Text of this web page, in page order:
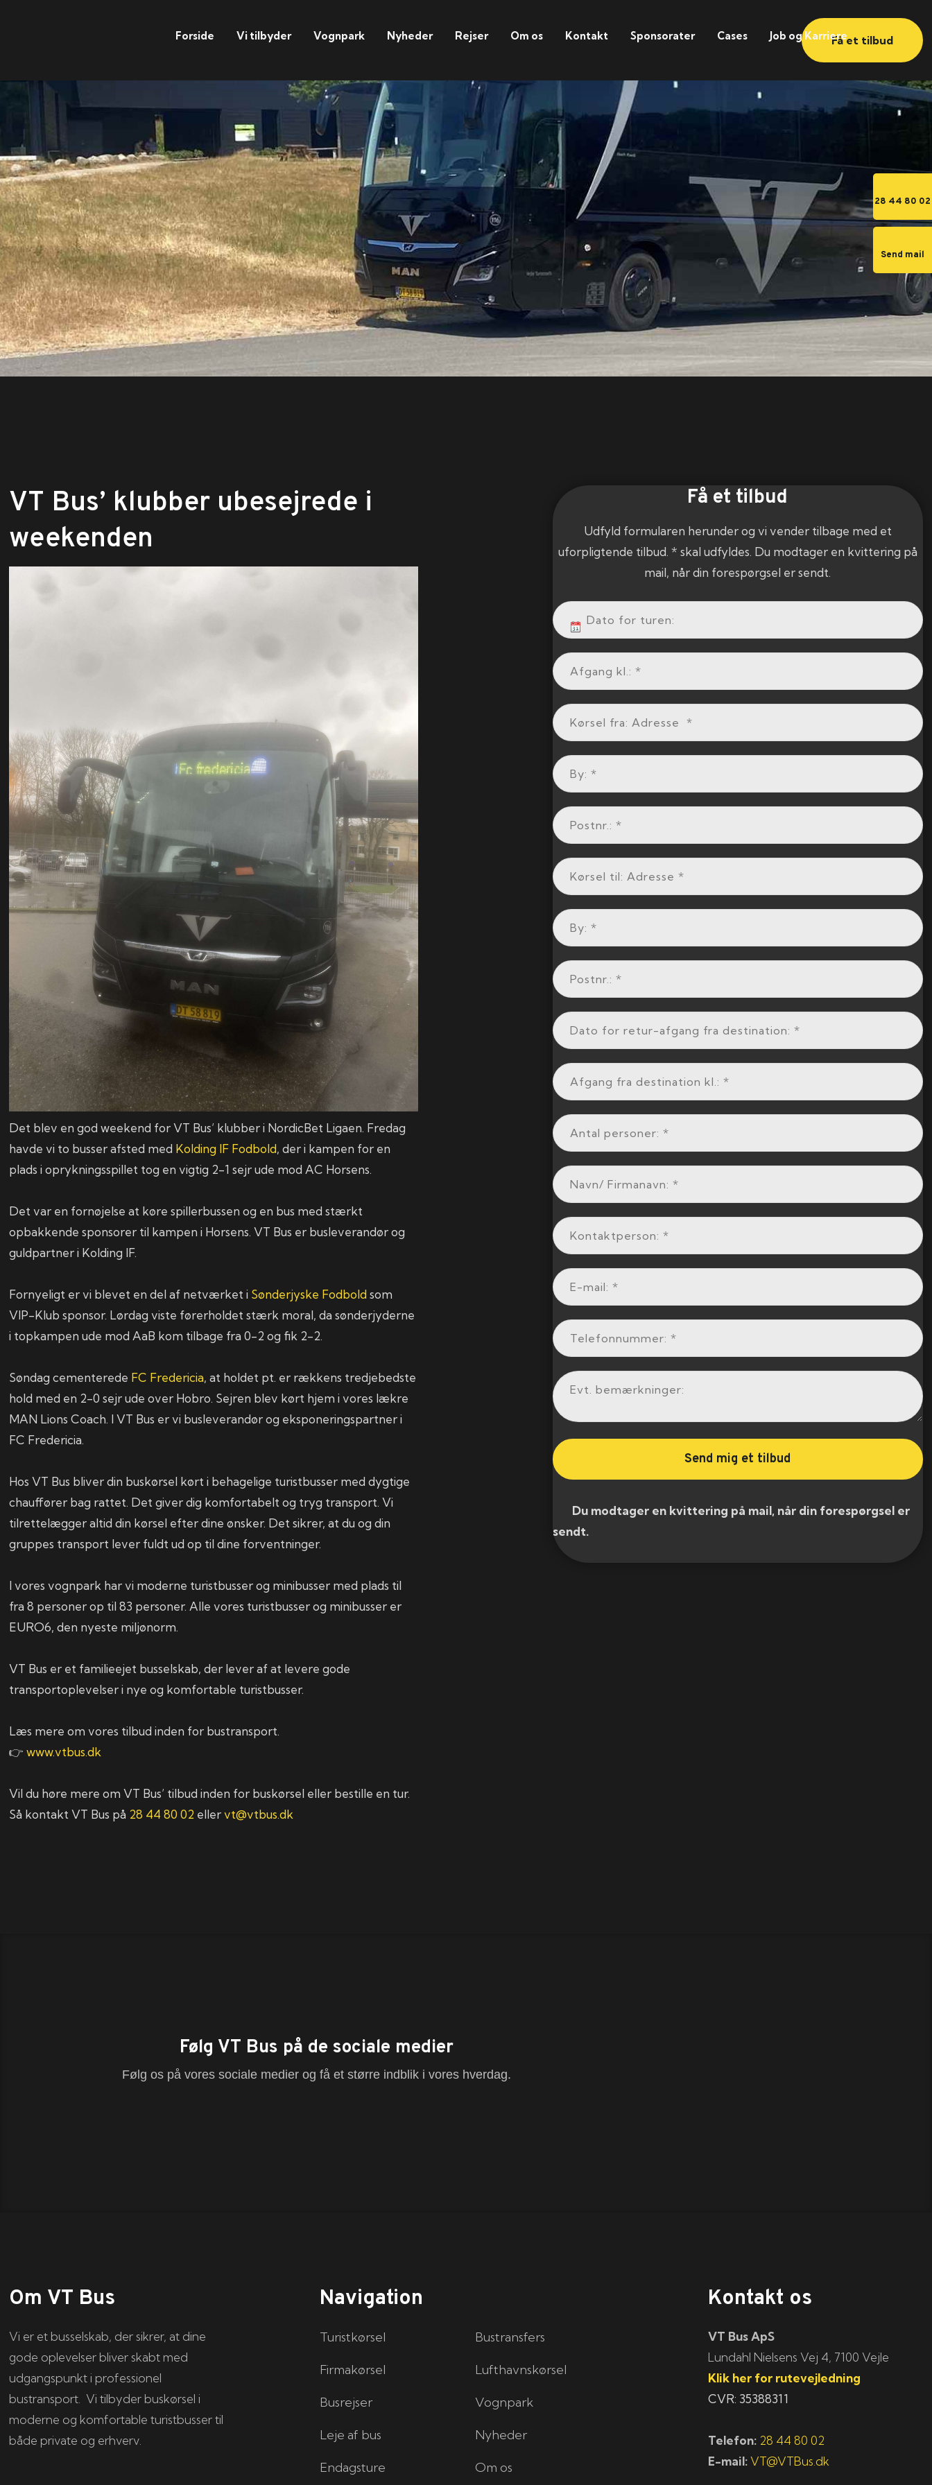
28 44 80 02
Send mail
Forside Vi tilbyder Vognpark Nyheder Rejser Om os Kontakt Sponsorater Cases Job og KarriereFå et tilbud
​VT Bus’ klubber ubesejrede i
weekenden
Det blev en god weekend for VT Bus’ klubber i NordicBet Ligaen. Fredag
havde vi to busser afsted med Kolding IF Fodbold, der i kampen for en
plads i oprykningsspillet tog en vigtig 2-1 sejr ude mod AC Horsens.
Det var en fornøjelse at køre spillerbussen og en bus med stærkt
opbakkende sponsorer til kampen i Horsens. VT Bus er busleverandør og
guldpartner i Kolding IF.
Fornyeligt er vi blevet en del af netværket i Sønderjyske Fodbold som
VIP-Klub sponsor. Lørdag viste førerholdet stærk moral, da sønderjyderne
i topkampen ude mod AaB kom tilbage fra 0-2 og fik 2-2.
Søndag cementerede FC Fredericia, at holdet pt. er rækkens tredjebedste
hold med en 2-0 sejr ude over Hobro. Sejren blev kørt hjem i vores lækre
MAN Lions Coach. I VT Bus er vi busleverandør og eksponeringspartner i
FC Fredericia.
Hos VT Bus bliver din buskørsel kørt i behagelige turistbusser med dygtige
chauffører bag rattet. Det giver dig komfortabelt og tryg transport. Vi
tilrettelægger altid din kørsel efter dine ønsker. Det sikrer, at du og din
gruppes transport lever fuldt ud op til dine forventninger.
I vores vognpark har vi moderne turistbusser og minibusser med plads til
fra 8 personer op til 83 personer. Alle vores turistbusser og minibusser er
EURO6, den nyeste miljønorm.
VT Bus er et familieejet busselskab, der lever af at levere gode
transportoplevelser i nye og komfortable turistbusser.
Læs mere om vores tilbud inden for bustransport.
👉www.vtbus.dk
Vil du høre mere om VT Bus’ tilbud inden for buskørsel eller bestille en tur.
Så kontakt VT Bus på 28 44 80 02 ellervt@vtbus.dk
Få et tilbud
Udfyld formularen herunder og vi vender tilbage med et
uforpligtende tilbud. * skal udfyldes. Du modtager en kvittering på
mail, når din forespørgsel er sendt.
​ Du modtager en kvittering på mail, når din forespørgsel er
sendt.​
Følg VT Bus på de sociale medier
Følg os på vores sociale medier og få et større indblik i vores hverdag.
Om VT Bus
Vi er et busselskab, der sikrer, at dine
gode oplevelser bliver skabt med
udgangspunkt i professionel
bustransport. Vi tilbyder buskørsel i
moderne og komfortable turistbusser til
både private og erhverv.
Navigation
Turistkørsel
Firmakørsel
Busrejser
Leje af bus
Endagsture
Bustransfers
Lufthavnskørsel
Vognpark
Nyheder
Om os
Kontakt os
VT Bus ApS
​​​Lundahl Nielsens Vej 4, 7100 Vejle
Klik her for rutevejledning
CVR: 35388311
Telefon: 28 44 80 02
E-mail:VT@VTBus.dk